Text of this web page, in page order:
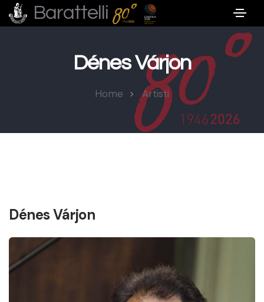
Barattelli
Dénes Várjon
Home Artisti
Dénes Várjon